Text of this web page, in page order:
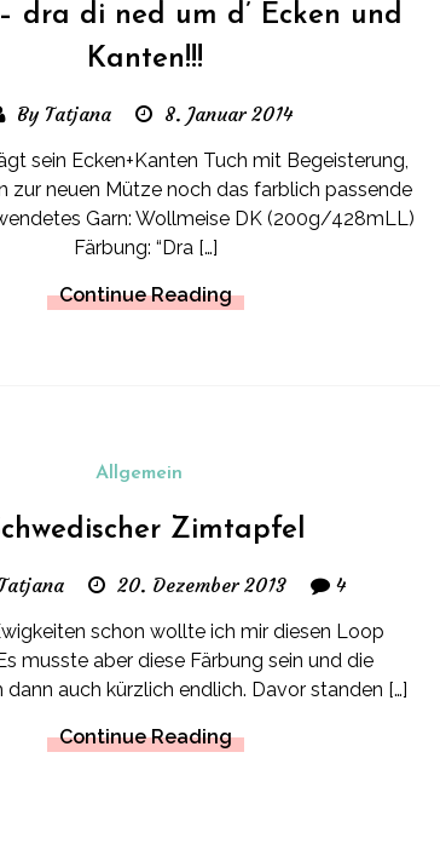
dra di ned um d’ Ecken und
Kanten!!!
By Tatjana 8. Januar 2014
sein Ecken+Kanten Tuch mit Begeisterung,
zur neuen Mütze noch das farblich passende
Garn: Wollmeise DK (200g/428mLL)
Färbung: “Dra […]
Continue Reading
Allgemein
Zimtapfel
20. Dezember 2013 4
schon wollte ich mir diesen Loop
musste aber diese Färbung sein und die
auch kürzlich endlich. Davor standen […]
Continue Reading